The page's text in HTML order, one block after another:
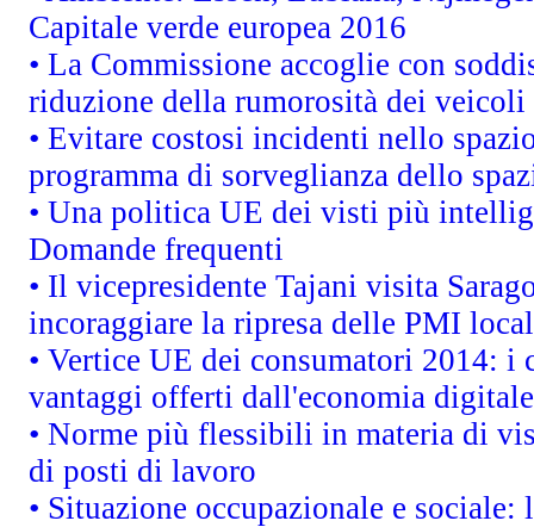
Capitale verde europea 2016
• La Commissione accoglie con
riduzione della rumorosità dei veicoli
• Evitare costosi incidenti nello
programma di sorveglianza dello
• Una politica UE dei visti più
Domande frequenti
• Il vicepresidente Tajani visita
incoraggiare la ripresa delle PMI
• Vertice UE dei consumatori 2014:
vantaggi offerti dall'economia digitale
• Norme più flessibili in materia di
di posti di lavoro
• Situazione occupazionale e